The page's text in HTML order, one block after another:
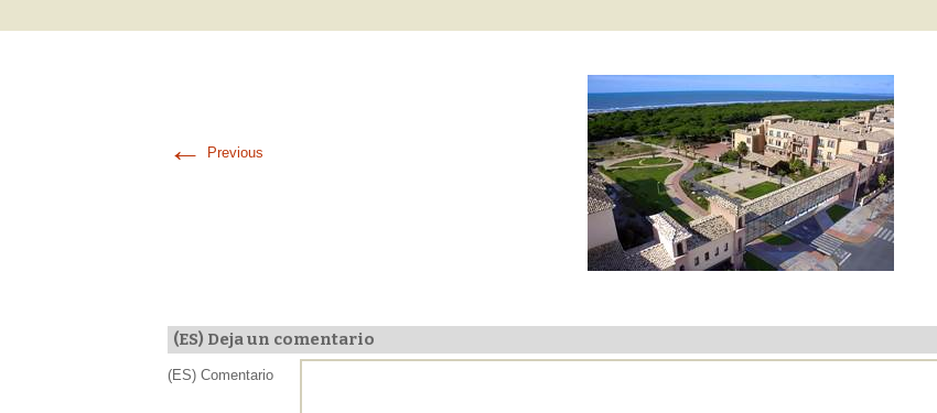
← Previous
(ES) Deja un comentario
(ES) Comentario